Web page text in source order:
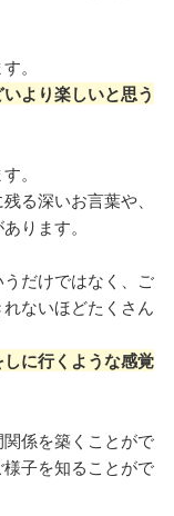
。
より楽しいと思う
。
る深いお言葉や、
ります。
だけではなく、ご
ないほどたくさん
に行くような感覚
係を築くことがで
子を知ることがで